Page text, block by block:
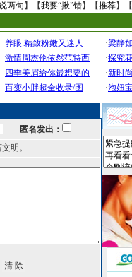
两句 】【我要“揪”错】【推荐】
匿名发出：
明。